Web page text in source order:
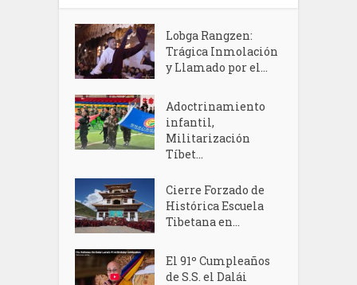
Lobga Rangzen:
Trágica Inmolación
y Llamado por el...
Adoctrinamiento
infantil,
Militarización
Tíbet...
Cierre Forzado de
Histórica Escuela
Tibetana en...
El 91º Cumpleaños
de S.S. el Dalái